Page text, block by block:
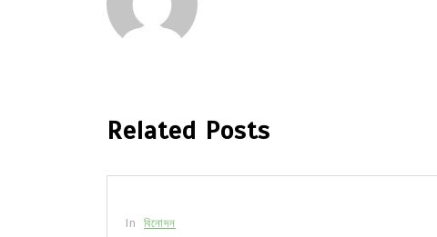
Related Posts
In বিনোদন